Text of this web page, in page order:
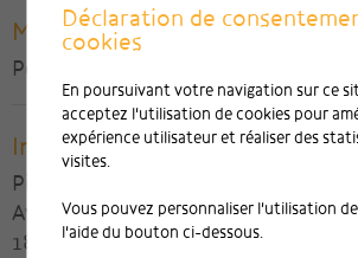
Maître de l'ouvrage
Perce-Neige SA
Ingénieur civil
Pierre-Marie Fornage SA
Avenue des Alpes 3
1870 Monthey
Déclaration de
cookies
En poursuivant votre navigation sur ce
acceptez l'utilisation de cookies pour
expérience utilisateur et réaliser des
visites.
Vous pouvez personnaliser l'utilisation
l'aide du bouton ci-dessous.